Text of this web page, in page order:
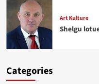
Art Kulture
Shelgu
Categories